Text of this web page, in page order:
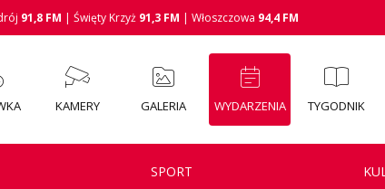
91,8 FM | Święty Krzyż 91,3 FM | Włoszczowa 94,4 FM
KAMERY GALERIA WYDARZENIA TYGODNIK
SPORT